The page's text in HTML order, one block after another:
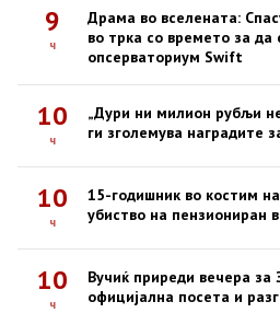
9
ч
Драма во вселената:
во трка со времето за
опсерваториум Swift
10
ч
„Дури ни милион рубљи
ги зголемува наградите
10
ч
15-годишник во костим
убиство на пензиониран
10
ч
Вучиќ приреди вечера за
официјална посета и